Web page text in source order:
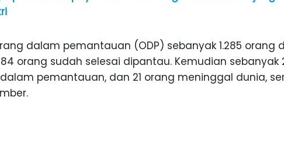
dalam pemantauan (ODP) sebanyak 1.285 orang
orang sudah selesai dipantau. Kemudian sebanyak
pemantauan, dan 21 orang meninggal dunia,